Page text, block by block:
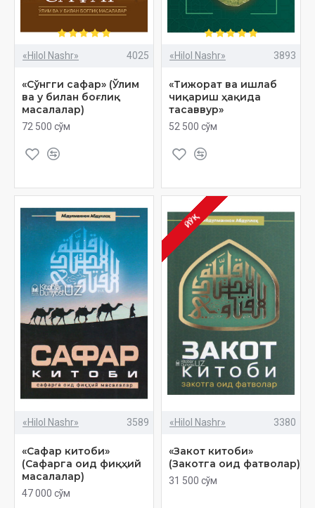
«Hilol Nashr» 4025
«Сўнгги сафар» (Ўлим
ва у билан боғлиқ
масалалар)
72 500 сўм
«Hilol Nashr» 3893
«Тижорат ва ишлаб
чиқариш ҳақида
тасаввур»
52 500 сўм
«Hilol Nashr» 3589
«Сафар китоби»
(Сафарга оид фиқҳий
масалалар)
47 000 сўм
ЙЎҚ
«Hilol Nashr» 3380
«Закот китоби»
(Закотга оид фатволар)
31 500 сўм